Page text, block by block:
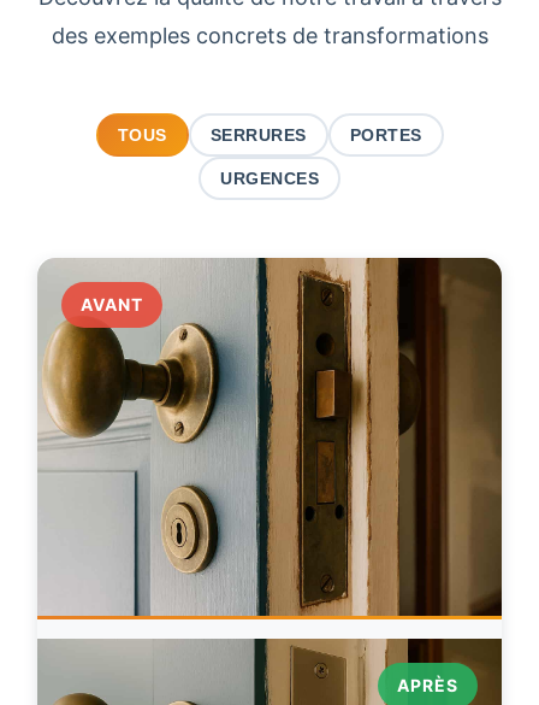
des exemples concrets de transformations
TOUS SERRURES PORTES
URGENCES
AVANT
APRÈS